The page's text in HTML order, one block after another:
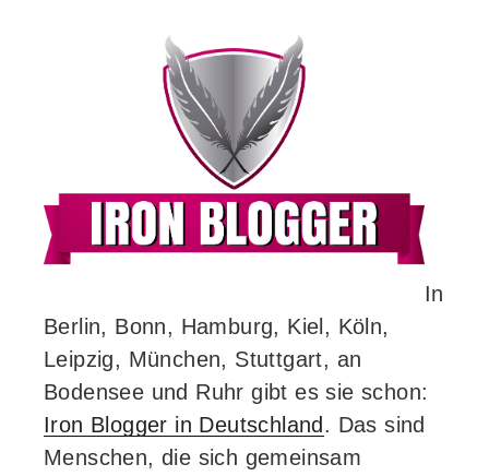
In
Berlin, Bonn, Hamburg, Kiel, Köln,
Leipzig, München, Stuttgart, an
Bodensee und Ruhr gibt es sie schon:
Iron Blogger in Deutschland . Das sind
Menschen, die sich gemeinsam